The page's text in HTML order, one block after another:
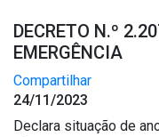
DECRETO N.º
EMERGÊNCIA
Compartilhar
24/11/2023
Declara situação de